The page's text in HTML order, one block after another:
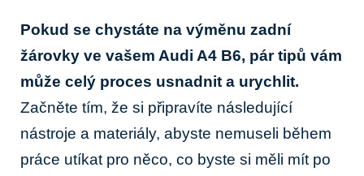
Pokud se chystáte na výměnu zadní
žárovky ve vašem Audi A4 B6, pár tipů vám
může celý proces usnadnit a urychlit.
Začněte tím, že si připravíte následující
nástroje a materiály, abyste nemuseli během
práce utíkat pro něco, co byste si měli mít po